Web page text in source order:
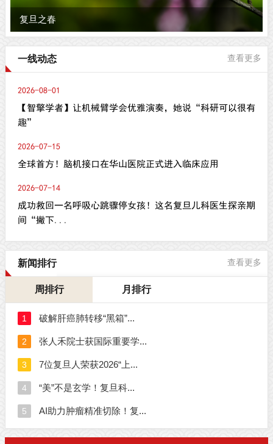
复旦之春
一线动态 查看更多
2026-08-01
【智擎学者】让机械臂学会优雅演奏，她说“科研可以很有
趣”
2026-07-15
全球首方！脑机接口在华山医院正式进入临床应用
2026-07-14
成功救回一名呼吸心跳骤停女孩！这名复旦儿科医生探亲期
间“撇下...
新闻排行 查看更多
周排行 月排行